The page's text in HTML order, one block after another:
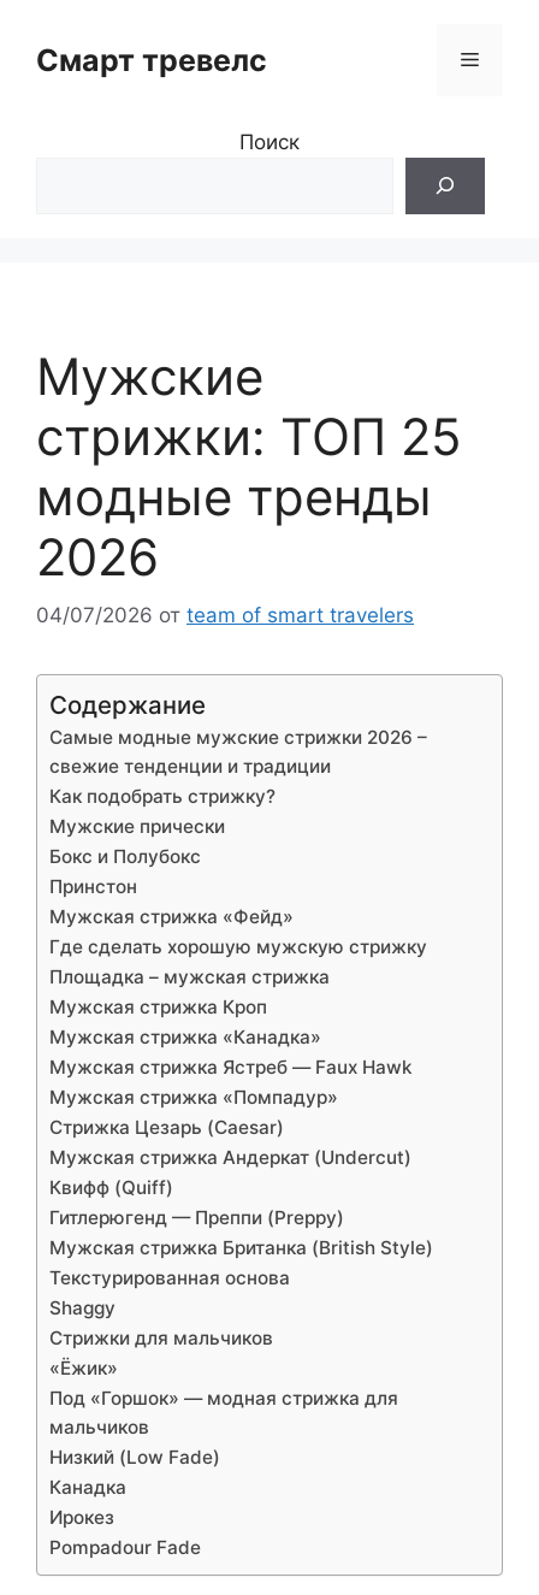
содержимому
Смарт тревелс Меню
Поиск
Мужские
стрижки: ТОП 25
модные тренды
2026
04/07/2026 от team of smart travelers
Содержание
Самые модные мужские стрижки 2026 –
свежие тенденции и традиции
Как подобрать стрижку?
Мужские прически
Бокс и Полубокс
Принстон
Мужская стрижка «Фейд»
Где сделать хорошую мужскую стрижку
Площадка – мужская стрижка
Мужская стрижка Кроп
Мужская стрижка «Канадка»
Мужская стрижка Ястреб — Faux Hawk
Мужская стрижка «Помпадур»
Стрижка Цезарь (Caesar)
Мужская стрижка Андеркат (Undercut)
Квифф (Quiff)
Гитлерюгенд — Преппи (Preppy)
Мужская стрижка Британка (British Style)
Текстурированная основа
Shaggy
Стрижки для мальчиков
«Ёжик»
Под «Горшок» — модная стрижка для
мальчиков
Низкий (Low Fade)
Канадка
Ирокез
Pompadour Fade